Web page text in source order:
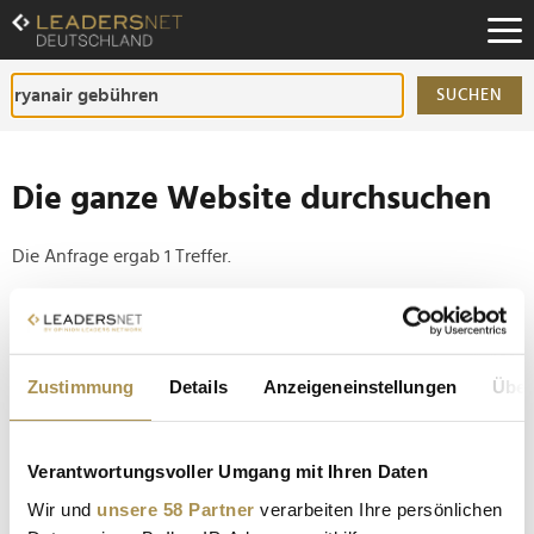
Zustimmung Details Anzeigeneinstellungen
Verantwortungsvoller Umgang mit Ihren Daten
Wir und unsere 58 Partner verarbeiten Ihre persönlichen
Zum
Inhalt
Zur
Fußzeilen-
Navigation
SUCHEN
Die ganze Website durchsuchen
Die Anfrage ergab 1 Treffer.
Tipp
Setzen Sie die gesuchten Wörter zwischen
Anführungszeichen: zb "Vorname Nachname".
Millionen Passagiere müssen sich bei Ryanair auf
Chaos an den Flughäfen einstellen